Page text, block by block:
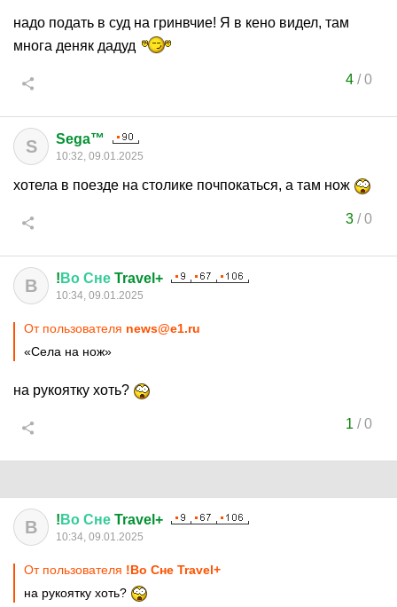
надо подать в суд на гринвчие! Я в кено видел, там
многа деняк дадуд
4/0
S Sega™
10:32, 09.01.2025
хотела в поезде на столике почпокаться, а там нож
3/0
В ! Во Сне Travel+
10:34, 09.01.2025
От пользователя news@e1.ru
«Села на нож»
на рукоятку хоть?
1 /0
В ! Во Сне Travel+
10:34, 09.01.2025
От пользователя !Во Сне Travel+
на рукоятку хоть?